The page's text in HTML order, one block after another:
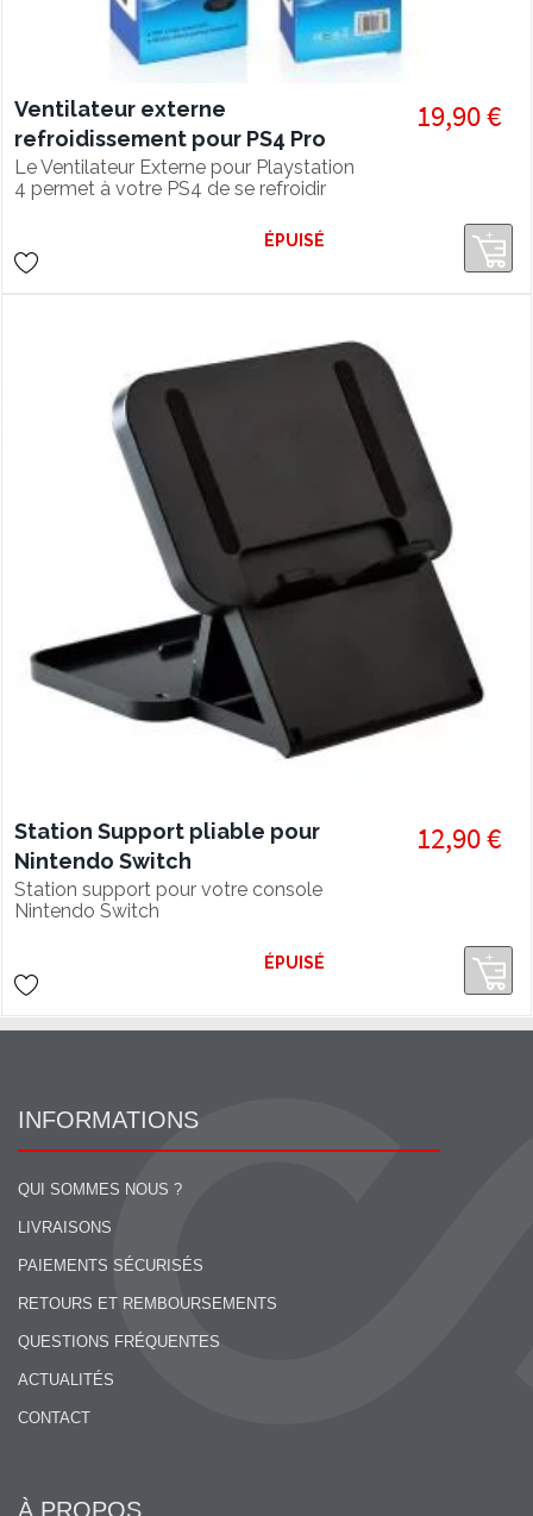
Ventilateur externe
refroidissement pour PS4 Pro
Le Ventilateur Externe pour Playstation
4 permet à votre PS4 de se refroidir
19,90 €
ÉPUISÉ
Station Support pliable pour
Nintendo Switch
Station support pour votre console
Nintendo Switch
12,90 €
ÉPUISÉ
INFORMATIONS
QUI SOMMES NOUS ?
LIVRAISONS
PAIEMENTS SÉCURISÉS
RETOURS ET REMBOURSEMENTS
QUESTIONS FRÉQUENTES
ACTUALITÉS
CONTACT
À PROPOS